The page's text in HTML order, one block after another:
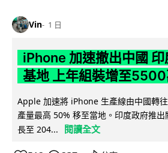
Vin 1 日
iPhone 加速撤出中國
基地 上年組裝增至
Apple 加速將 iPhone 生產線由中國轉
產量最高 50% 移至當地。印度政府推
長至 204...
閱讀全文